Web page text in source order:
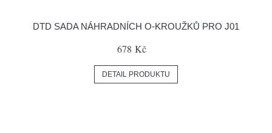
DTD SADA NÁHRADNÍCH O-KROUŽKŮ PRO J01
678 Kč
DETAIL PRODUKTU